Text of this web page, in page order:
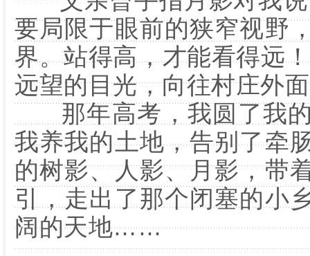
要局限于眼前的狭窄视野
界。站得高，才能看得远
远望的目光，向往村庄外
那年高考，我圆了我的
我养我的土地，告别了牵
的树影、人影、月影，带
引，走出了那个闭塞的小
阔的天地……